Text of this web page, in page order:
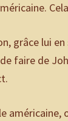
grâce lui
faire de